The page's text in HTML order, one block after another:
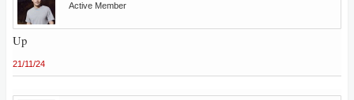
Active Member
Up
21/11/24